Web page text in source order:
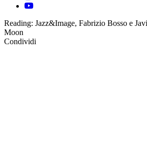
Reading: Jazz&Image, Fabrizio Bosso e
Moon
Condividi